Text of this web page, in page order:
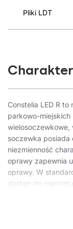
Pliki LDT
Constelia LED R
parkowo-miejskich
soczewka
niezmienność
oprawy zapewnia
oprawy. W
dostęp do
otwarciem,